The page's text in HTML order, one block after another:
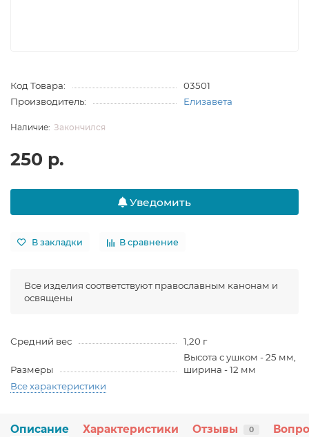
Код Товара:
03501
Производитель:
Елизавета
Закончился
250 р.
Уведомить
В закладки В сравнение
Все изделия соответствуют православным канонам и
освящены
Средний вес 1,20 г
Размеры
Высота с ушком - 25 мм,
ширина - 12 мм
Все характеристики
Описание Характеристики Отзывы 0